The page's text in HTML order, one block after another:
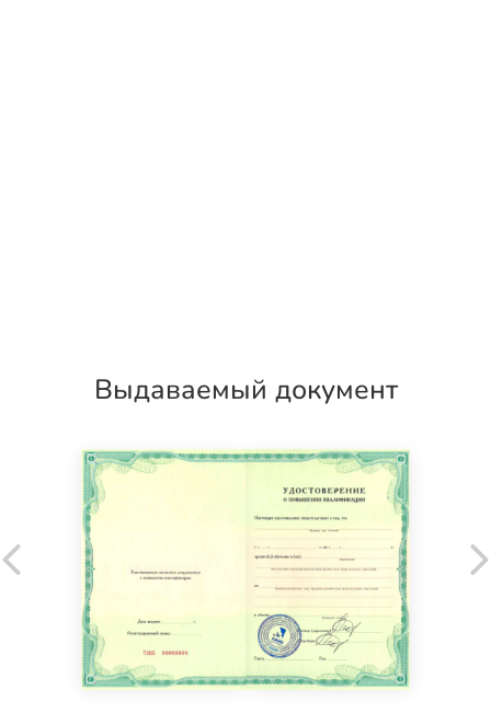
Выдаваемый документ